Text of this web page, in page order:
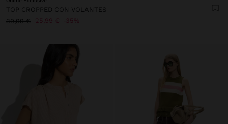
TOP CROPPED CON VOLANTES
39,99 €
25,99 € 35%